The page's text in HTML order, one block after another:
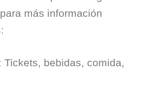
más información
Tickets, bebidas, comida,